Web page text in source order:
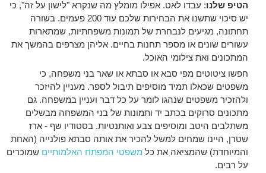
הטיפ שלנו: עבדו לאט. אפילו מומלץ מה שנקרא "לישון על זה", כי
יש סיכוי שתשנו את הבחירות שלכם עוד 200 פעמים. בשורה
תחתונה, מגיעים לנבחרת של תמונות משפחתיות, שמתארות
עשורים שונים או מספר תחנות בחיים. אליהן מצרפים בהמשך את
המתכונים ואת צילומי האוכל.
חפשו ציטוטים מפי סבא או סבתא או שאר בני משפחה, כי
משפטים שכאלו תמיד מוסיפים תיבול לספר. מעניין להיזכר
ולהזכיר משפטים שנהגו לומר על כל דבר ועניין במשפחה. גם
מתכונים סרוקים בכתב יד ותמונות של בני המשפחה מבשלים
משתלבים היטב ומוסיפים צבע ואותנטיות. בסטודיו שף - ארז
שטרן, היינו שמחים למשל להכיר את אותה סבתא פולנייה (האחת
והמיוחדת) שהמציאה את כל משפטי המפתח האלמותיים שמוכרים
על רבים.